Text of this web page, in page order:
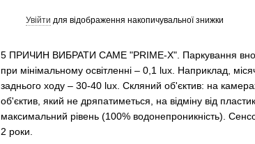
Увійти для відображення накопичувальної знижки
5 ПРИЧИН ВИБРАТИ САМЕ "PRIME-X". Паркування
при мінімальному освітленні – 0,1 lux. Наприклад,
заднього ходу – 30-40 lux. Скляний об'єктив: на
об'єктив, який не дряпатиметься, на відміну від
максимальний рівень (100% водонепроникність).
2 роки.